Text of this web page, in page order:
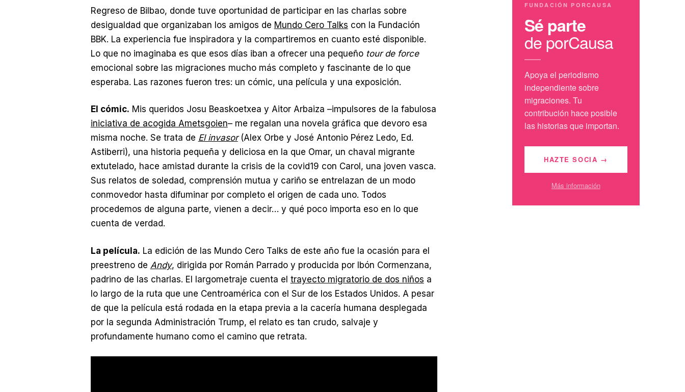
Regreso de Bilbao, donde tuve oportunidad de participar en las charlas sobre
desigualdad que organizaban los amigos de Mundo Cero Talks con la Fundación
BBK. La experiencia fue inspiradora y la compartiremos en cuanto esté disponible.
Lo que no imaginaba es que esos días iban a ofrecer una pequeño tour de force
emocional sobre las migraciones mucho más completo y fascinante de lo que
esperaba. Las razones fueron tres: un cómic, una película y una exposición.
El cómic. Mis queridos Josu Beaskoetxea y Aitor Arbaiza –impulsores de la fabulosa
iniciativa de acogida Ametsgoien– me regalan una novela gráfica que devoro esa
misma noche. Se trata de El invasor(Alex Orbe y José Antonio Pérez Ledo, Ed.
Astiberri), una historia pequeña y deliciosa en la que Omar, un chaval migrante
extutelado, hace amistad durante la crisis de la covid19 con Carol, una joven vasca.
Sus relatos de soledad, comprensión mutua y cariño se entrelazan de un modo
conmovedor hasta difuminar por completo el origen de cada uno. Todos
procedemos de alguna parte, vienen a decir… y qué poco importa eso en lo que
cuenta de verdad.
La película. La edición de las Mundo Cero Talks de este año fue la ocasión para el
preestreno de Andy, dirigida por Román Parrado y producida por Ibón Cormenzana,
padrino de las charlas. El largometraje cuenta el trayecto migratorio de dos niños a
lo largo de la ruta que une Centroamérica con el Sur de los Estados Unidos. A pesar
de que la película está rodada en la etapa previa a la cacería humana desplegada
por la segunda Administración Trump, el relato es tan crudo, salvaje y
profundamente humano como el camino que retrata.
FUNDACIÓN PORCAUSA
Sé parte
de porCausa
Apoya el periodismo
independiente sobre
migraciones. Tu
contribución hace posible
las historias que importan.
HAZTE SOCIA →
Más información